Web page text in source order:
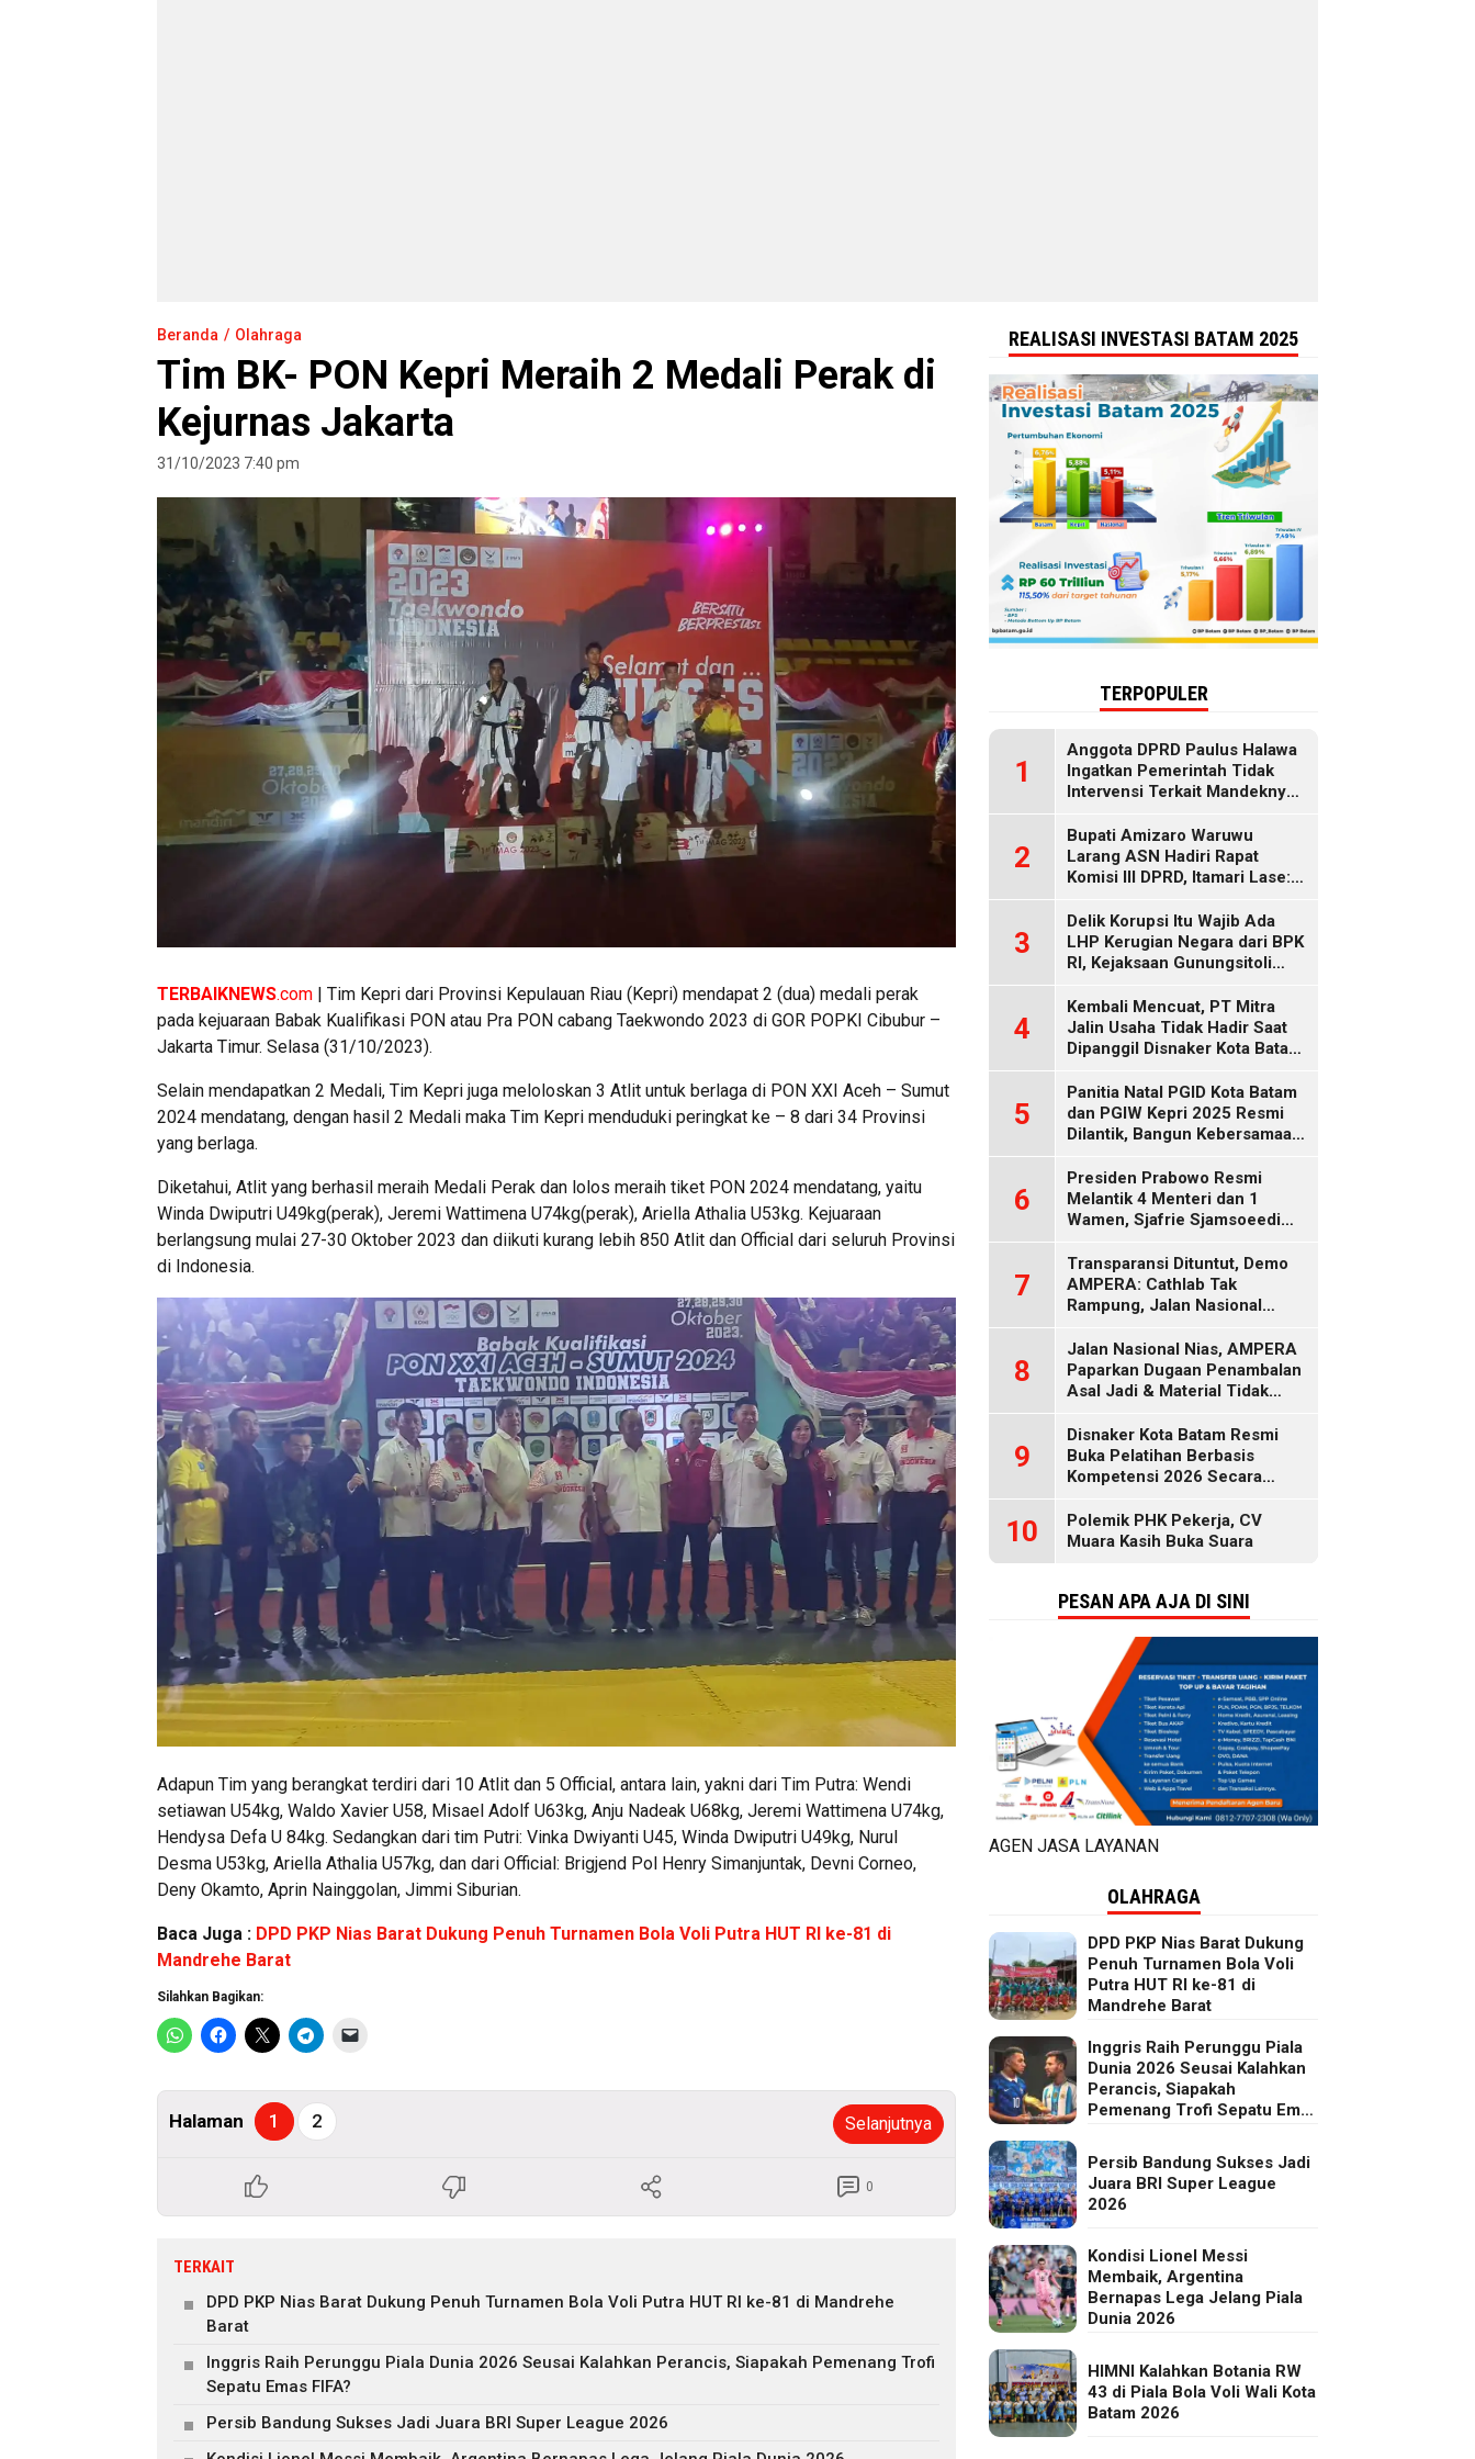
Beranda Olahraga
Tim BK- PON Kepri Meraih 2 Medali Perak di
Kejurnas Jakarta
31/10/2023 7:40 pm
TERBAIKNEWS.com | Tim Kepri dari Provinsi Kepulauan Riau (Kepri) mendapat 2 (dua) medali perak
pada kejuaraan Babak Kualifikasi PON atau Pra PON cabang Taekwondo 2023 di GOR POPKI Cibubur –
Jakarta Timur. Selasa (31/10/2023).
Selain mendapatkan 2 Medali, Tim Kepri juga meloloskan 3 Atlit untuk berlaga di PON XXI Aceh – Sumut
2024 mendatang, dengan hasil 2 Medali maka Tim Kepri menduduki peringkat ke – 8 dari 34 Provinsi
yang berlaga.
Diketahui, Atlit yang berhasil meraih Medali Perak dan lolos meraih tiket PON 2024 mendatang, yaitu
Winda Dwiputri U49kg(perak), Jeremi Wattimena U74kg(perak), Ariella Athalia U53kg. Kejuaraan
berlangsung mulai 27-30 Oktober 2023 dan diikuti kurang lebih 850 Atlit dan Official dari seluruh Provinsi
di Indonesia.
Adapun Tim yang berangkat terdiri dari 10 Atlit dan 5 Official, antara lain, yakni dari Tim Putra: Wendi
setiawan U54kg, Waldo Xavier U58, Misael Adolf U63kg, Anju Nadeak U68kg, Jeremi Wattimena U74kg,
Hendysa Defa U 84kg. Sedangkan dari tim Putri: Vinka Dwiyanti U45, Winda Dwiputri U49kg, Nurul
Desma U53kg, Ariella Athalia U57kg, dan dari Official: Brigjend Pol Henry Simanjuntak, Devni Corneo,
Deny Okamto, Aprin Nainggolan, Jimmi Siburian.
Baca Juga : DPD PKP Nias Barat Dukung Penuh Turnamen Bola Voli Putra HUT RI ke-81 di
Mandrehe Barat
Silahkan Bagikan:
Halaman 1 2 Selanjutnya
0
TERKAIT
DPD PKP Nias Barat Dukung Penuh Turnamen Bola Voli Putra HUT RI ke-81 di Mandrehe
Barat
Inggris Raih Perunggu Piala Dunia 2026 Seusai Kalahkan Perancis, Siapakah Pemenang Trofi
Sepatu Emas FIFA?
Persib Bandung Sukses Jadi Juara BRI Super League 2026
REALISASI INVESTASI BATAM 2025
TERPOPULER
1
Anggota DPRD Paulus Halawa
Ingatkan Pemerintah Tidak
Intervensi Terkait Mandeknya
2
Bupati Amizaro Waruwu
Larang ASN Hadiri Rapat
Komisi III DPRD, Itamari Lase:
Parliament
3
Delik Korupsi Itu Wajib Ada
LHP Kerugian Negara dari BPK
RI, Kejaksaan Gunungsitoli
4
Kembali Mencuat, PT Mitra
Jalin Usaha Tidak Hadir Saat
Dipanggil Disnaker Kota Batam
5
Panitia Natal PGID Kota Batam
dan PGIW Kepri 2025 Resmi
Dilantik, Bangun Kebersamaan
Oikumenis
6
Presiden Prabowo Resmi
Melantik 4 Menteri dan 1
Wamen, Sjafrie Sjamsoeedi
Gantikan Budi Gunawan
7
Transparansi Dituntut, Demo
AMPERA: Cathlab Tak
Rampung, Jalan Nasional
8
Jalan Nasional Nias, AMPERA
Paparkan Dugaan Penambalan
Asal Jadi & Material Tidak
9
Disnaker Kota Batam Resmi
Buka Pelatihan Berbasis
Kompetensi 2026 Secara
10
Polemik PHK Pekerja, CV
Muara Kasih Buka Suara
PESAN APA AJA DI SINI
AGEN JASA LAYANAN
OLAHRAGA
DPD PKP Nias Barat Dukung
Penuh Turnamen Bola Voli
Putra HUT RI ke-81 di
Mandrehe Barat
Inggris Raih Perunggu Piala
Dunia 2026 Seusai Kalahkan
Perancis, Siapakah
Pemenang Trofi Sepatu Emas
Persib Bandung Sukses Jadi
Juara BRI Super League
2026
Kondisi Lionel Messi
Membaik, Argentina
Bernapas Lega Jelang Piala
Dunia 2026
HIMNI Kalahkan Botania RW
43 di Piala Bola Voli Wali Kota
Batam 2026